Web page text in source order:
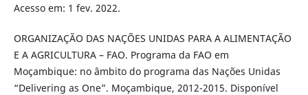
Acesso em: 1 fev. 2022.
ORGANIZAÇÃO DAS NAÇÕES UNIDAS PARA A ALIMENTAÇÃO
E A AGRICULTURA – FAO. Programa da FAO em
Moçambique: no âmbito do programa das Nações Unidas
“Delivering as One”. Moçambique, 2012-2015. Disponível